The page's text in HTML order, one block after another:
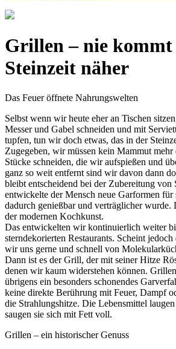
Grillen – nie kommt
Steinzeit näher
Das Feuer öffnete Nahrungswelten
Selbst wenn wir heute eher an Tischen
Messer und Gabel schneiden und mit
tupfen, tun wir doch etwas, das in der
Zugegeben, wir müssen kein Mammut
Stücke schneiden, die wir aufspießen und
ganz so weit entfernt sind wir davon dann
bleibt entscheidend bei der Zubereitung von
entwickelte der Mensch neue Garformen für
dadurch genießbar und verträglicher wurde.
der modernen Kochkunst.
Das entwickelten wir kontinuierlich weiter
sterndekorierten Restaurants. Scheint
wir uns gerne und schnell von
Dann ist es der Grill, der mit seiner Hitze
denen wir kaum widerstehen können.
übrigens ein besonders schonendes
keine direkte Berührung mit Feuer, Dampf
die Strahlungshitze. Die Lebensmittel
saugen sie sich mit Fett voll.
Grillen – ein historischer Genuss